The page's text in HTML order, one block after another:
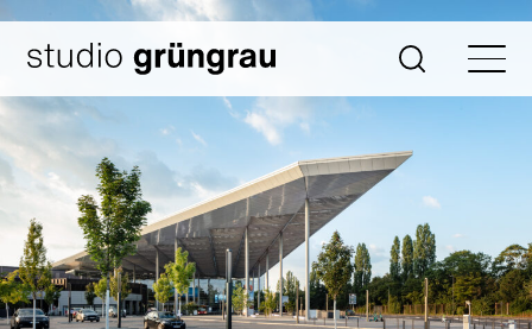
Zum
Inhalt
springen
Startseite Suche